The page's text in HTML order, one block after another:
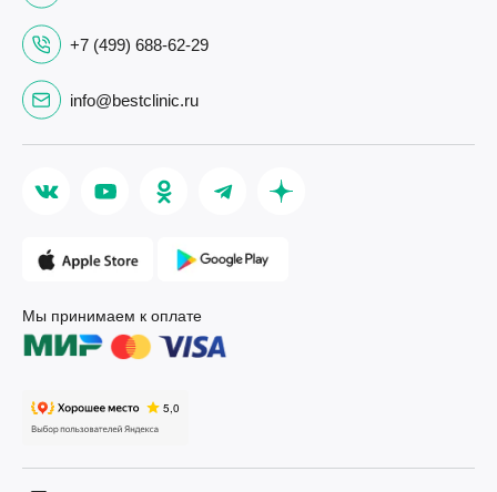
+7 (499) 688-62-29
info@bestclinic.ru
Мы принимаем к оплате